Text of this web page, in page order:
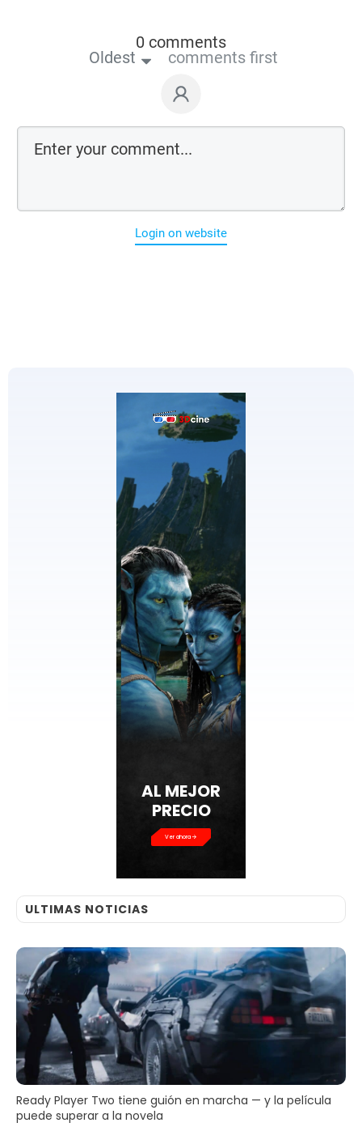
0 comments
Oldest comments first
Login on website
AL MEJOR
PRECIO
Ver ahora
ULTIMAS NOTICIAS
Ready Player Two tiene guión en marcha — y la película
puede superar a la novela